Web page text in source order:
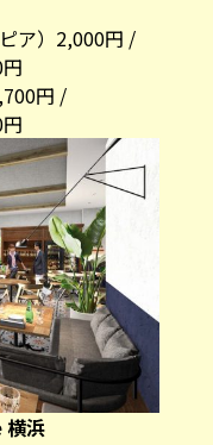
ア）2,000円 /
円 /
浜